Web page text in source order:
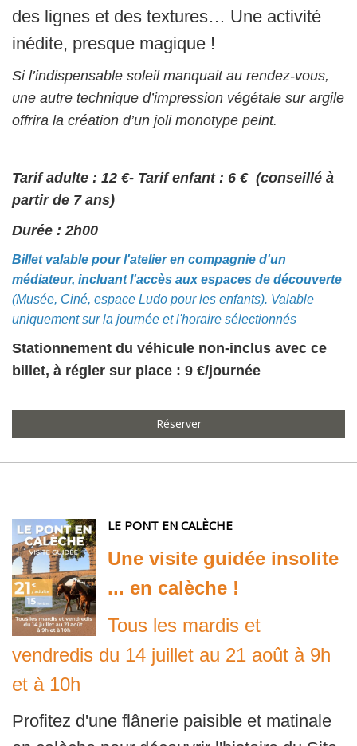
des lignes et des textures… Une activité
inédite, presque magique !
Si l’indispensable soleil manquait au rendez-vous,
une autre technique d’impression végétale sur argile
offrira la création d’un joli monotype peint.
Tarif adulte : 12 €- Tarif enfant : 6 € (conseillé à
partir de 7 ans)
Durée : 2h00
Billet valable pour l'atelier en compagnie d'un
médiateur, incluant l'accès aux espaces de découverte
(Musée, Ciné, espace Ludo pour les enfants). Valable
uniquement sur la journée et l'horaire sélectionnés
Stationnement du véhicule non-inclus avec ce
billet, à régler sur place : 9 €/journée
Réserver
LE PONT EN CALÈCHE
Une visite guidée insolite
... en calèche !
Tous les mardis et
vendredis du 14 juillet au 21 août à 9h
et à 10h
Profitez d'une flânerie paisible et matinale